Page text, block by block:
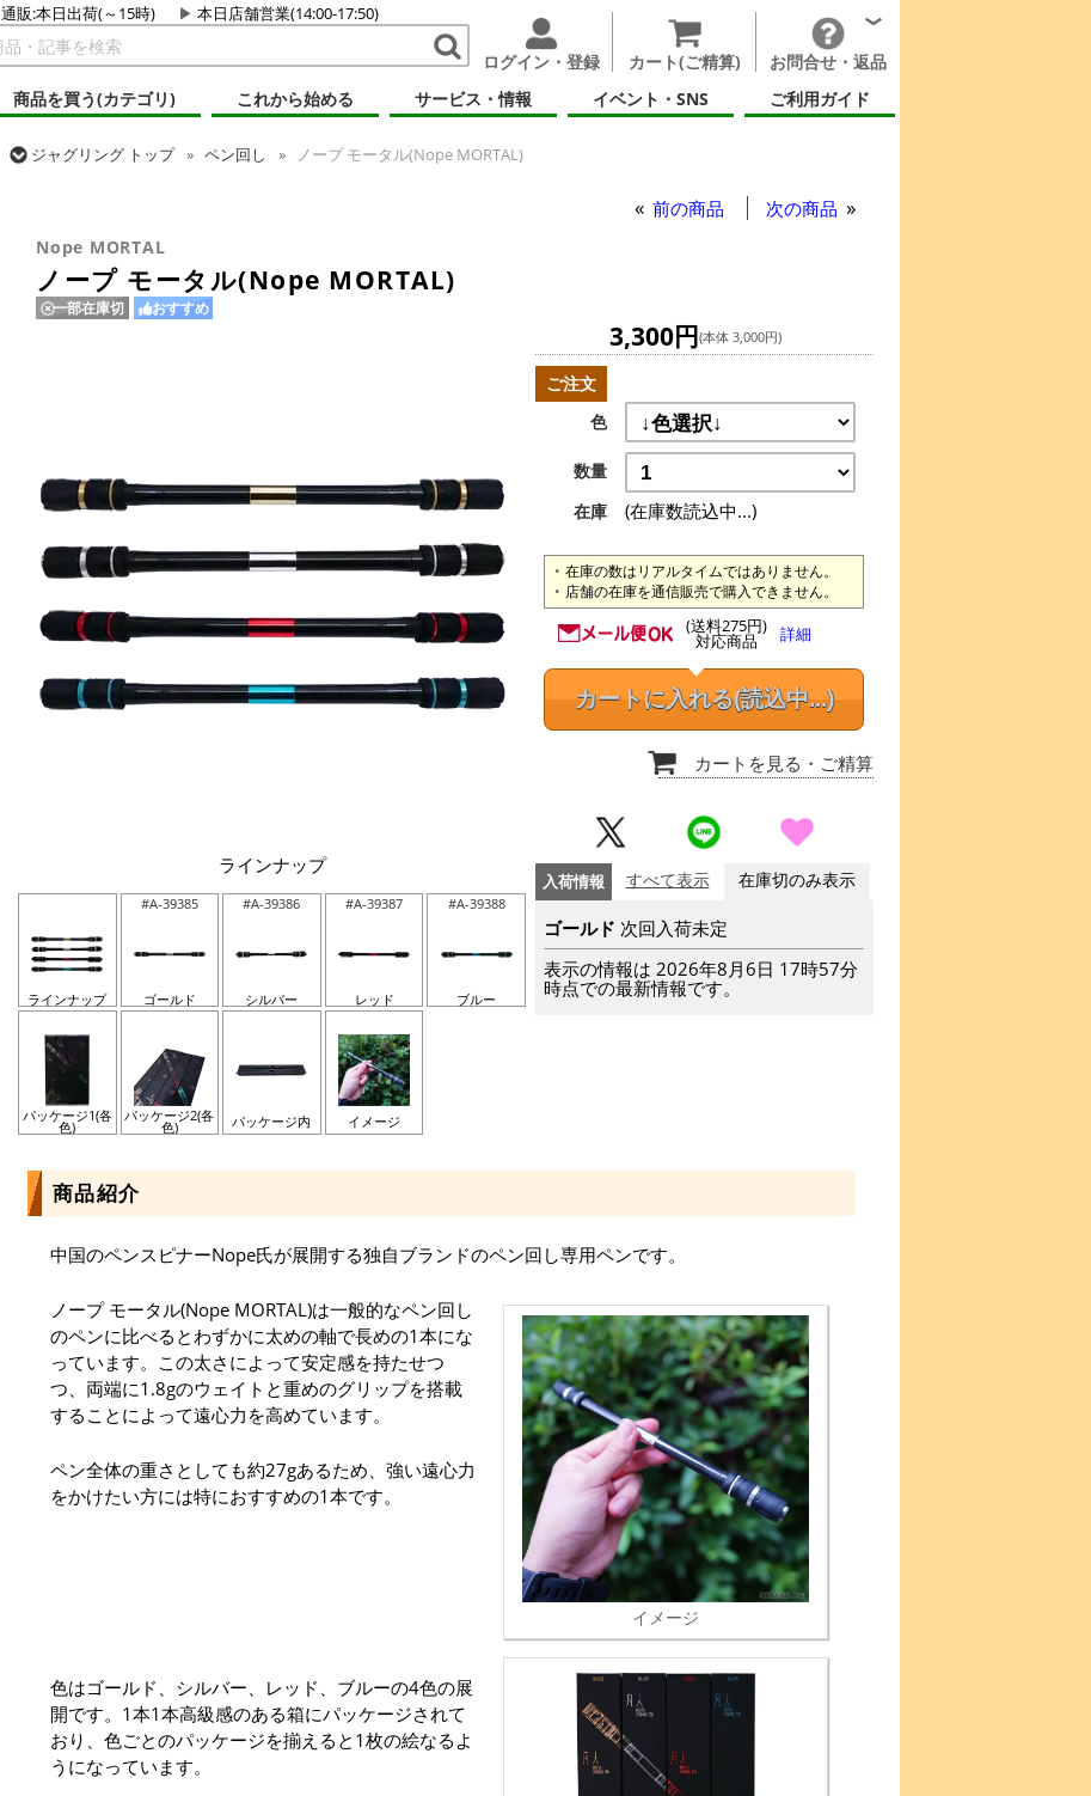
通販:本日出荷(～15時) 本日店舗営業(14:00-17:50)
ログイン・登録 カート(ご精算)
お問合せ・返品
商品を買う(カテゴリ)
これから始める サービス・情報 イベント・SNS ご利用ガイド
ジャグリング トップ ペン回し
ノープ モータル(Nope MORTAL)
前の商品 次の商品
Nope MORTAL
ノープ モータル(Nope MORTAL)
一部在庫切 おすすめ
ラインナップ
ラインナップ
#A-39385
ゴールド
#A-39386
シルバー
#A-39387
レッド
#A-39388
ブルー
パッケージ1(各
色)
パッケージ2(各
色) パッケージ内 イメージ
3,300円(本体 3,000円)
ご注文
色
数量
在庫
(在庫数読込中...)
在庫の数はリアルタイムではありません。
店舗の在庫を通信販売で購入できません。
(送料275円)
対応商品 詳細
カートに入れる(読込中...)
カートを見る ・ご精算
入荷情報 すべて表示 在庫切のみ表示
ゴールド 次回入荷未定
表示の情報は 2026年8月6日 17時57分
時点での最新情報です。
商品紹介
中国のペンスピナーNope氏が展開する独自ブランドのペン回し専用ペンです。
イメージ
ノープ モータル(Nope MORTAL)は一般的なペン回し
のペンに比べるとわずかに太めの軸で長めの1本にな
っています。この太さによって安定感を持たせつ
つ、両端に1.8gのウェイトと重めのグリップを搭載
することによって遠心力を高めています。
ペン全体の重さとしても約27gあるため、強い遠心力
をかけたい方には特におすすめの1本です。
色はゴールド、シルバー、レッド、ブルーの4色の展
開です。1本1本高級感のある箱にパッケージされて
おり、色ごとのパッケージを揃えると1枚の絵なるよ
うになっています。